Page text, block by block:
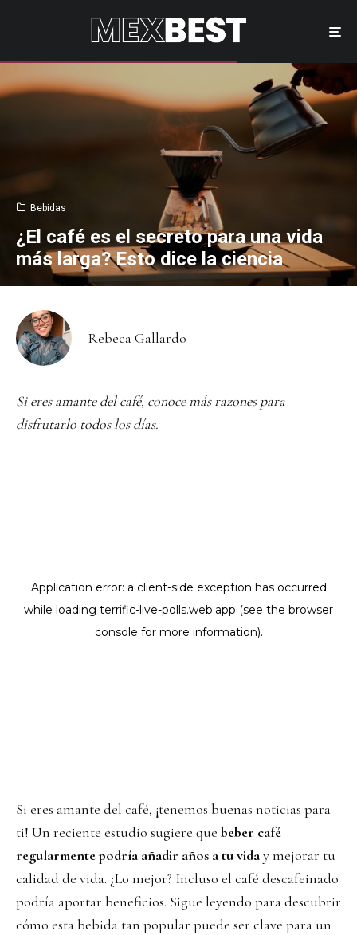
Bebidas
¿El café es el secreto para una vida
más larga? Esto dice la ciencia
Rebeca Gallardo
Si eres amante del café, conoce más razones para
disfrutarlo todos los días.
Si eres amante del café, ¡tenemos buenas noticias para
ti! Un reciente estudio sugiere que beber café
regularmente podría añadir años a tu viday mejorar tu
calidad de vida. ¿Lo mejor? Incluso el café descafeinado
podría aportar beneficios. Sigue leyendo para descubrir
cómo esta bebida tan popular puede ser clave para un